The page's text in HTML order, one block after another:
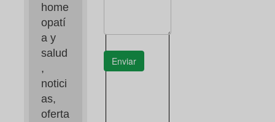
home
opatí
a y
salud
,
notici
as,
oferta
Enviar